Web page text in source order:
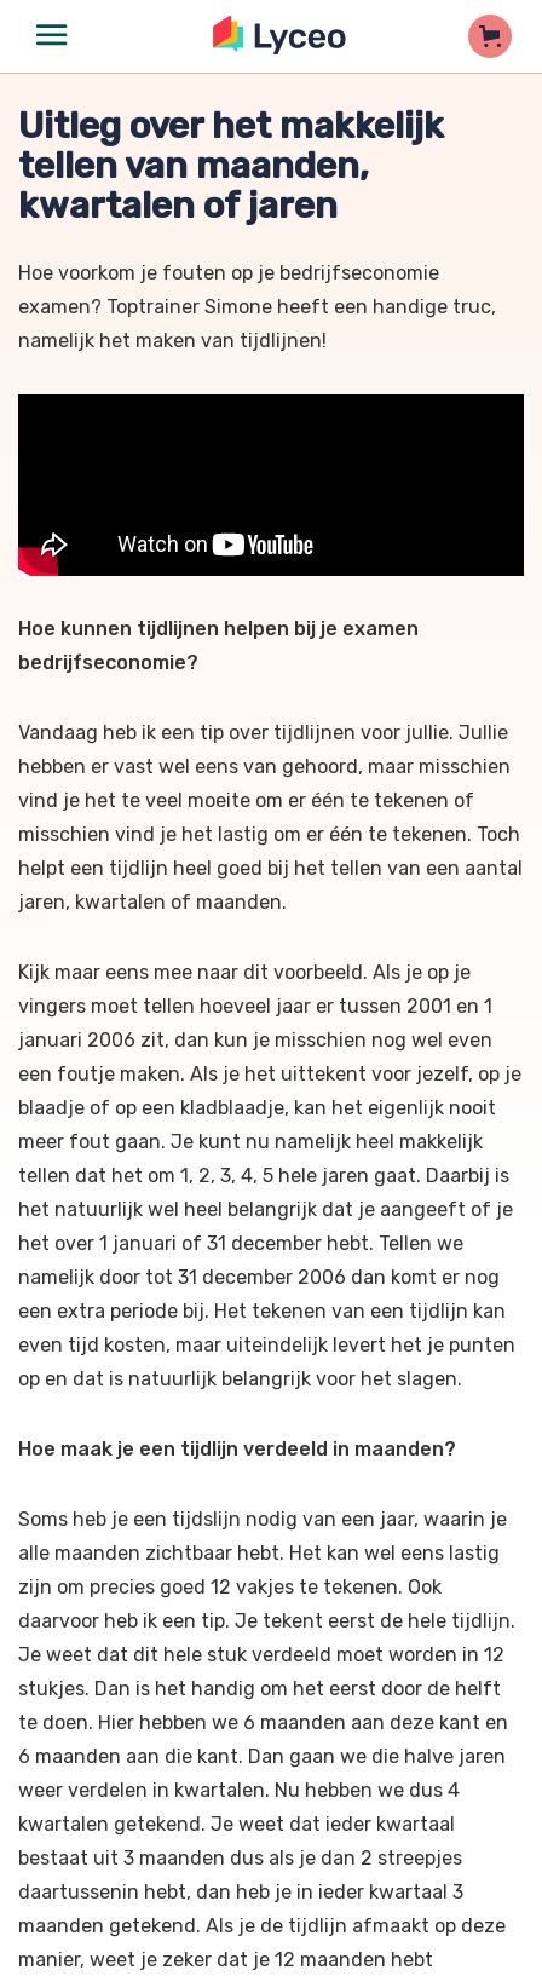
Uitleg over het makkelijk
tellen van maanden,
kwartalen of jaren
Hoe voorkom je fouten op je bedrijfseconomie
examen? Toptrainer Simone heeft een handige truc,
namelijk het maken van tijdlijnen!
Hoe kunnen tijdlijnen helpen bij je examen
bedrijfseconomie?
Vandaag heb ik een tip over tijdlijnen voor jullie. Jullie
hebben er vast wel eens van gehoord, maar misschien
vind je het te veel moeite om er één te tekenen of
misschien vind je het lastig om er één te tekenen. Toch
helpt een tijdlijn heel goed bij het tellen van een aantal
jaren, kwartalen of maanden.
Kijk maar eens mee naar dit voorbeeld. Als je op je
vingers moet tellen hoeveel jaar er tussen 2001 en 1
januari 2006 zit, dan kun je misschien nog wel even
een foutje maken. Als je het uittekent voor jezelf, op je
blaadje of op een kladblaadje, kan het eigenlijk nooit
meer fout gaan. Je kunt nu namelijk heel makkelijk
tellen dat het om 1, 2, 3, 4, 5 hele jaren gaat. Daarbij is
het natuurlijk wel heel belangrijk dat je aangeeft of je
het over 1 januari of 31 december hebt. Tellen we
namelijk door tot 31 december 2006 dan komt er nog
een extra periode bij. Het tekenen van een tijdlijn kan
even tijd kosten, maar uiteindelijk levert het je punten
op en dat is natuurlijk belangrijk voor het slagen.
Hoe maak je een tijdlijn verdeeld in maanden?
Soms heb je een tijdslijn nodig van een jaar, waarin je
alle maanden zichtbaar hebt. Het kan wel eens lastig
zijn om precies goed 12 vakjes te tekenen. Ook
daarvoor heb ik een tip. Je tekent eerst de hele tijdlijn.
Je weet dat dit hele stuk verdeeld moet worden in 12
stukjes. Dan is het handig om het eerst door de helft
te doen. Hier hebben we 6 maanden aan deze kant en
6 maanden aan die kant. Dan gaan we die halve jaren
weer verdelen in kwartalen. Nu hebben we dus 4
kwartalen getekend. Je weet dat ieder kwartaal
bestaat uit 3 maanden dus als je dan 2 streepjes
daartussenin hebt, dan heb je in ieder kwartaal 3
maanden getekend. Als je de tijdlijn afmaakt op deze
manier, weet je zeker dat je 12 maanden hebt